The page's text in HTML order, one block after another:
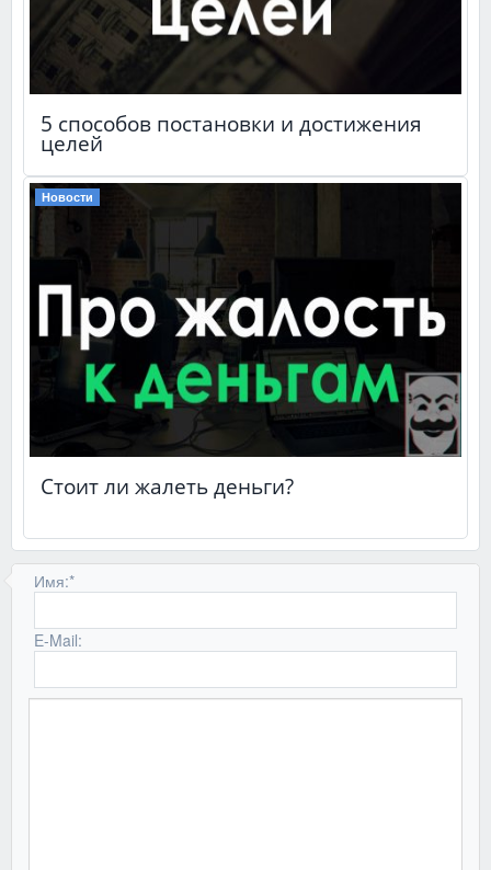
5 способов постановки и достижения
целей
Новости
Стоит ли жалеть деньги?
Имя:*
E-Mail: